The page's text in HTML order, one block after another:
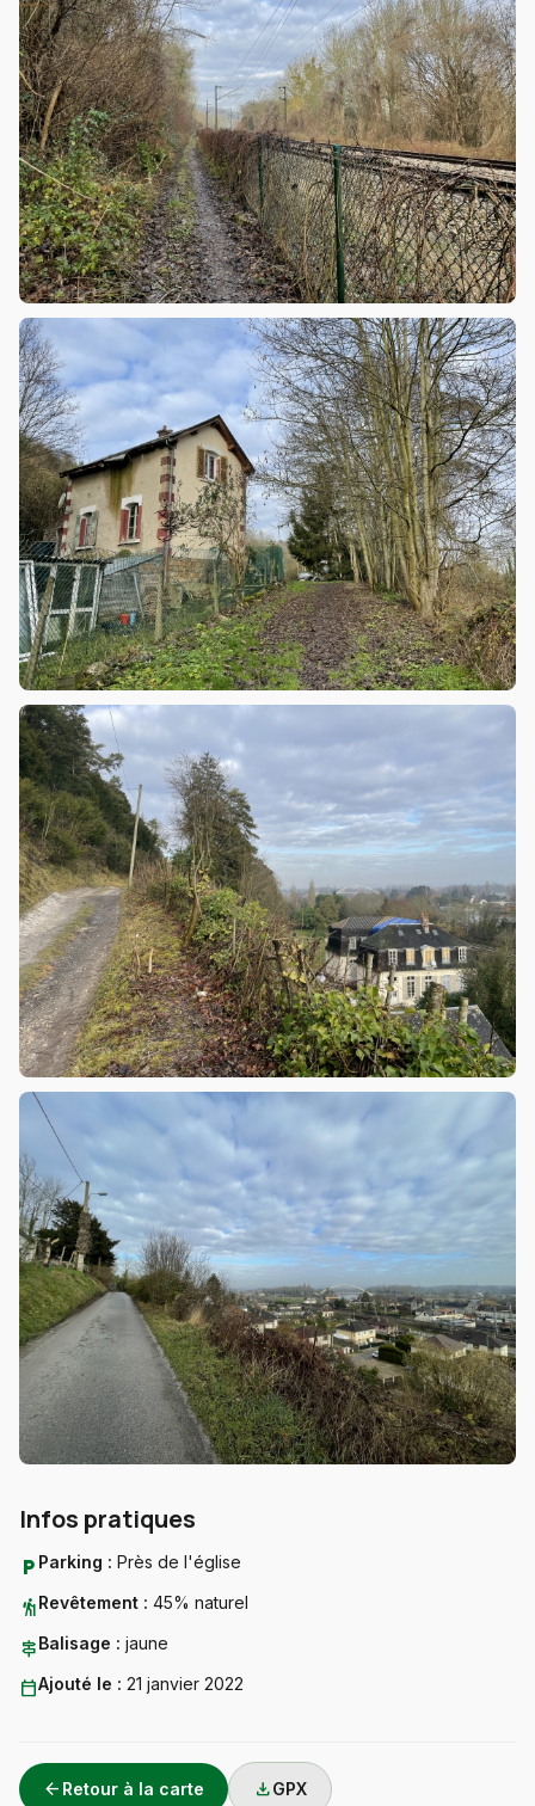
Infos pratiques
local_parking Parking : Près de l'église
hikingRevêtement : 45% naturel
signpostBalisage : jaune
calendar_todayAjouté le : 21 janvier 2022
arrow_back Retour à la carte downloadGPX